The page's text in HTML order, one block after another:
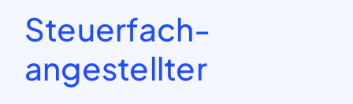
Steuerfach-
angestellter